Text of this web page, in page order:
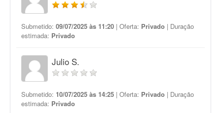
Submetido: 09/07/2025 às 11:20 | Oferta: Privado | Duração
estimada: Privado
Julio S.
Submetido: 10/07/2025 às 14:25 | Oferta: Privado | Duração
estimada: Privado